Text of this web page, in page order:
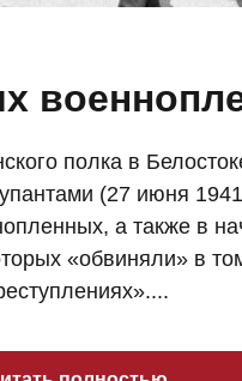
полка в
(27 июня
а также в
«обвиняли» в